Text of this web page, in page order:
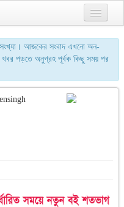
আজকের সংবাদ এখনো অন-
খবর পড়তে অনুগ্রহ পূর্বক কিছু সময় পর